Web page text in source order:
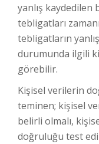
yanlış
tebligatları
tebligatların
durumunda ilgili
görebilir.
Kişisel verilerin
teminen; kişisel
belirli olmalı,
doğruluğu test